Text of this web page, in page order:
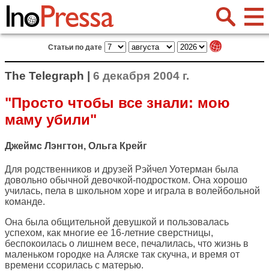
Статьи по дате
The Telegraph | 6 декабря 2004 г.
"Просто чтобы все знали: мою
маму убили"
Джеймс Лэнгтон, Ольга Крейг
Для родственников и друзей Рэйчел Уотерман была
довольно обычной девочкой-подростком. Она хорошо
училась, пела в школьном хоре и играла в волейбольной
команде.
Она была общительной девушкой и пользовалась
успехом, как многие ее 16-летние сверстницы,
беспокоилась о лишнем весе, печалилась, что жизнь в
маленьком городке на Аляске так скучна, и время от
времени ссорилась с матерью.